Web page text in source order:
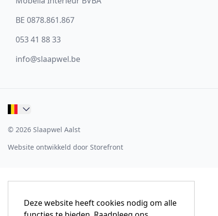
BE 0878.861.867
053 41 88 33
info@slaapwel.be
© 2026 Slaapwel Aalst
Website ontwikkeld door Storefront
Deze website heeft cookies nodig om alle